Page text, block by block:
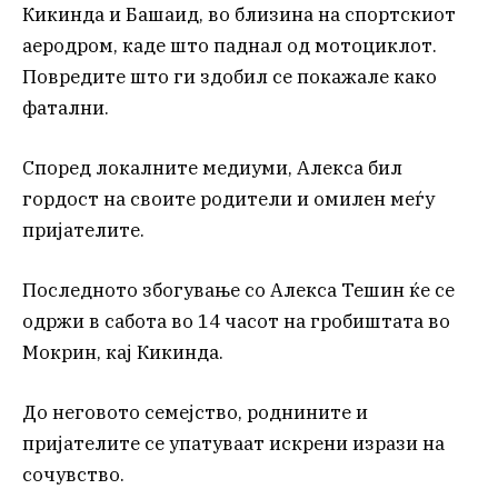
Кикинда и Башаид, во близина на спортскиот
аеродром, каде што паднал од мотоциклот.
Повредите што ги здобил се покажале како
фатални.
Според локалните медиуми, Алекса бил
гордост на своите родители и омилен меѓу
пријателите.
Последното збогување со Алекса Тешин ќе се
одржи в сабота во 14 часот на гробиштата во
Мокрин, кај Кикинда.
До неговото семејство, роднините и
пријателите се упатуваат искрени изрази на
сочувство.